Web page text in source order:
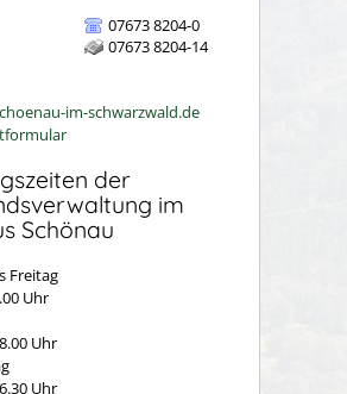
07673 8204-0
07673 8204-14
im-schwarzwald.de
der
im
Schönau
Freitag
Uhr
Uhr
Uhr